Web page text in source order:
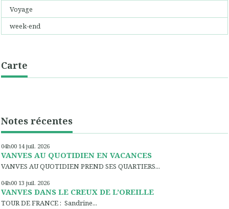
Voyage
week-end
Carte
Notes récentes
04h00 14 juil. 2026
VANVES AU QUOTIDIEN EN VACANCES
VANVES AU QUOTIDIEN PREND SES QUARTIERS...
04h00 13 juil. 2026
VANVES DANS LE CREUX DE L’OREILLE
TOUR DE FRANCE : Sandrine...